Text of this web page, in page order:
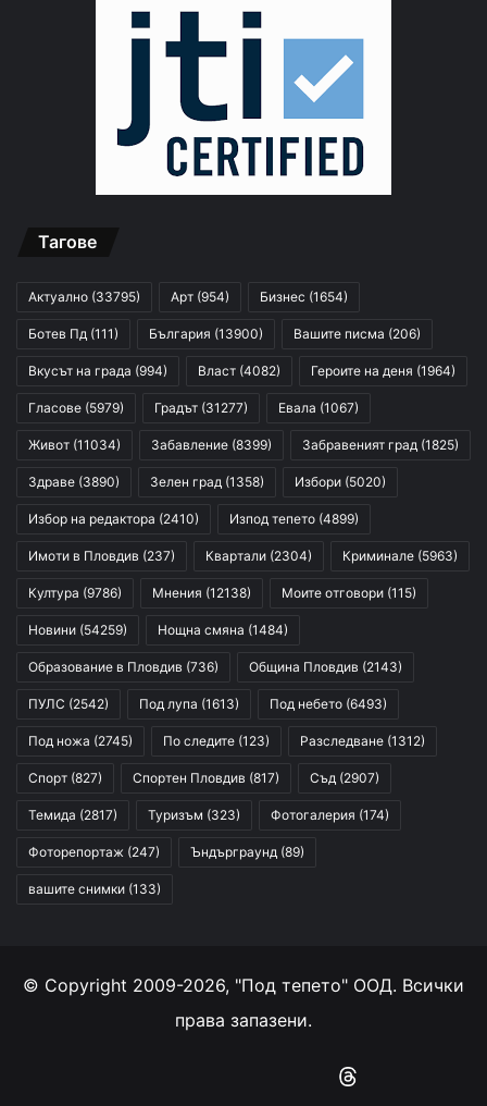
Тагове
Актуално (33795) Арт (954) Бизнес (1654)
Ботев Пд (111) България (13900) Вашите писма (206)
Вкусът на града (994) Власт (4082) Героите на деня (1964)
Гласове (5979) Градът (31277) Евала (1067)
Живот (11034) Забавление (8399) Забравеният град (1825)
Здраве (3890) Зелен град (1358) Избори (5020)
Избор на редактора (2410) Изпод тепето (4899)
Имоти в Пловдив (237) Квартали (2304) Криминале (5963)
Култура (9786) Мнения (12138) Моите отговори (115)
Новини (54259) Нощна смяна (1484)
Образование в Пловдив (736) Община Пловдив (2143)
ПУЛС (2542) Под лупа (1613) Под небето (6493)
Под ножа (2745) По следите (123) Разследване (1312)
Спорт (827) Спортен Пловдив (817) Съд (2907)
Темида (2817) Туризъм (323) Фотогалерия (174)
Фоторепортаж (247) Ъндърграунд (89)
вашите снимки (133)
© Copyright 2009-2026, "Под тепето" ООД. Всички
права запазени.
Instagram
RSS